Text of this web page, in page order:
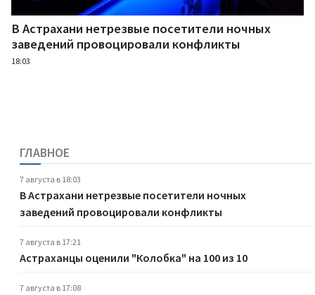
В Астрахани нетрезвые посетители ночных
заведений провоцировали конфликты
18:03
ГЛАВНОЕ
7 августа в 18:03
В Астрахани нетрезвые посетители ночных
заведений провоцировали конфликты
7 августа в 17:21
Астраханцы оценили "Колобка" на 100 из 10
7 августа в 17:08